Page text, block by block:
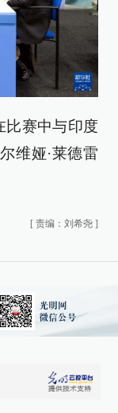
比赛中与印度
维娅·莱德雷
[ 责编：刘希尧 ]